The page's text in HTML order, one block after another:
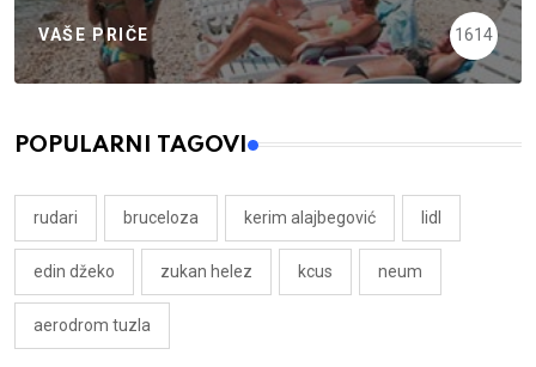
VAŠE PRIČE 1614
POPULARNI TAGOVI
rudari bruceloza kerim alajbegović lidl
edin džeko zukan helez kcus neum
aerodrom tuzla